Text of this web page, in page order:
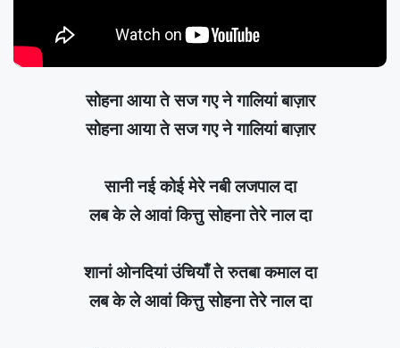
सोहना आया ते सज गए ने गालियां बाज़ार
सोहना आया ते सज गए ने गालियां बाज़ार
सानी नई कोई मेरे नबी लजपाल दा
लब के ले आवां कित्तु सोहना तेरे नाल दा
शानां ओनदियां उंचियाँ ते रुतबा कमाल दा
लब के ले आवां कित्तु सोहना तेरे नाल दा